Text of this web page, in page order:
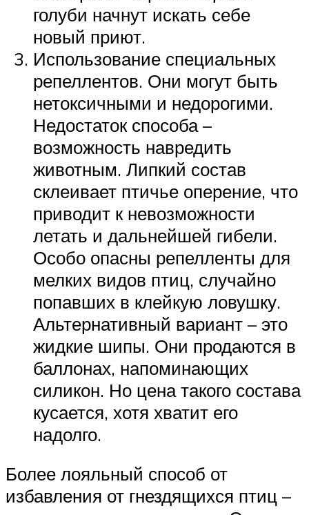
голуби начнут искать себе
новый приют.
Использование специальных
репеллентов. Они могут быть
нетоксичными и недорогими.
Недостаток способа –
возможность навредить
животным. Липкий состав
склеивает птичье оперение, что
приводит к невозможности
летать и дальнейшей гибели.
Особо опасны репелленты для
мелких видов птиц, случайно
попавших в клейкую ловушку.
Альтернативный вариант – это
жидкие шипы. Они продаются в
баллонах, напоминающих
силикон. Но цена такого состава
кусается, хотя хватит его
надолго.
Более лояльный способ от
избавления от гнездящихся птиц –